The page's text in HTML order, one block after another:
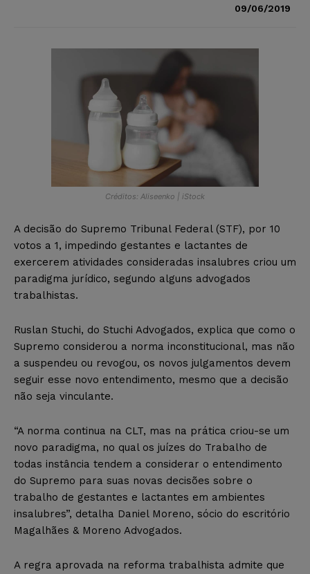
09/06/2019
Créditos: Aliseenko | iStock
A decisão do Supremo Tribunal Federal (STF), por 10
votos a 1, impedindo gestantes e lactantes de
exercerem atividades consideradas insalubres criou um
paradigma jurídico, segundo alguns advogados
trabalhistas.
Ruslan Stuchi, do Stuchi Advogados, explica que como o
Supremo considerou a norma inconstitucional, mas não
a suspendeu ou revogou, os novos julgamentos devem
seguir esse novo entendimento, mesmo que a decisão
não seja vinculante.
“A norma continua na CLT, mas na prática criou-se um
novo paradigma, no qual os juízes do Trabalho de
todas instância tendem a considerar o entendimento
do Supremo para suas novas decisões sobre o
trabalho de gestantes e lactantes em ambientes
insalubres”, detalha Daniel Moreno, sócio do escritório
Magalhães & Moreno Advogados.
A regra aprovada na reforma trabalhista admite que